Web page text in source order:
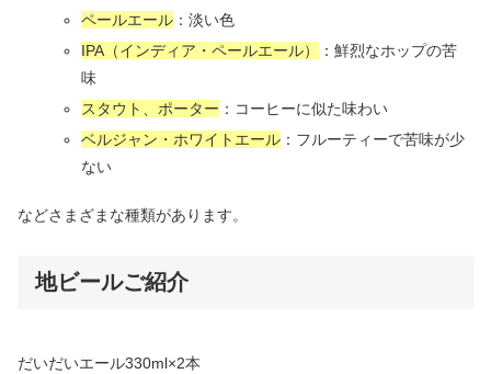
ペールエール：淡い色
IPA（インディア・ペールエール）
：鮮烈なホップの苦
味
スタウト、ポーター ：コーヒーに似た味わい
ベルジャン・ホワイトエール：フルーティーで苦味が少
ない
などさまざまな種類があります。
地ビールご紹介
だいだいエール330ml×2本